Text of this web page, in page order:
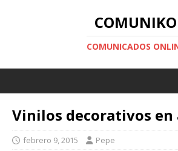
COMUNIKO
COMUNICADOS
Vinilos decorativos en
febrero 9, 2015 Pepe